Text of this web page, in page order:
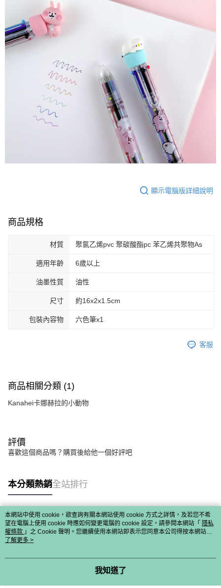
顯示電腦版詳細說明
商品規格
材質 聚氯乙烯pvc 聚碳酸酯pc 苯乙烯共聚物As
適用年齡 6歲以上
油墨性質 油性
尺寸 約16x2x1.5cm
包裝內容物 六色筆x1
客服
商品相關分類 (1)
Kanahei卡娜赫拉的小動物
評價
喜歡這個商品嗎？購買後給他一個好評吧
本分類熱銷全站排行
熱門標籤
本網站中使用 cookie，欲查詢有關本網站使用 cookie 方式之詳情，及若您不希
望在電腦上使用 cookie 時應如何變更電腦的 cookie 設定，請參閱本網站「 隱私
權條款 」之 Cookie 聲明。您繼續使用本網站即表示您同意本公司得按本網站使
用條款之 Cookie 聲明使用 cookie。
了解更多 >
我知道了